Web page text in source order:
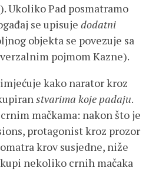
Ukoliko Pad posmatramo
se upisujedodatni
objekta se povezuje sa
pojmom Kazne).
kako narator kroz
stvarima koje padaju.
mačkama: nakon što je
protagonist kroz prozor
krov susjedne, niže
nekoliko crnih mačaka